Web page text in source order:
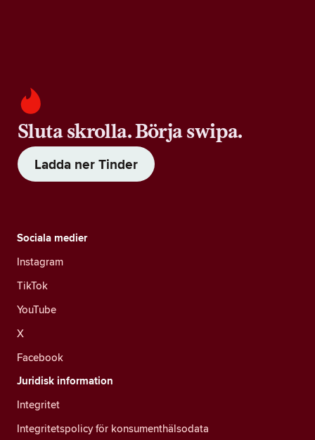
Sluta skrolla. Börja swipa.
Ladda ner Tinder
Sociala medier
Instagram
TikTok
YouTube
X
Facebook
Juridisk information
Integritet
Integritetspolicy för konsumenthälsodata